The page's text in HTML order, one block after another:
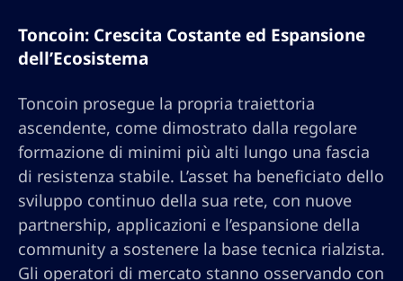
Toncoin: Crescita Costante ed Espansione
dell’Ecosistema
Toncoin prosegue la propria traiettoria
ascendente, come dimostrato dalla regolare
formazione di minimi più alti lungo una fascia
di resistenza stabile. L’asset ha beneficiato dello
sviluppo continuo della sua rete, con nuove
partnership, applicazioni e l’espansione della
community a sostenere la base tecnica rialzista.
Gli operatori di mercato stanno osservando con